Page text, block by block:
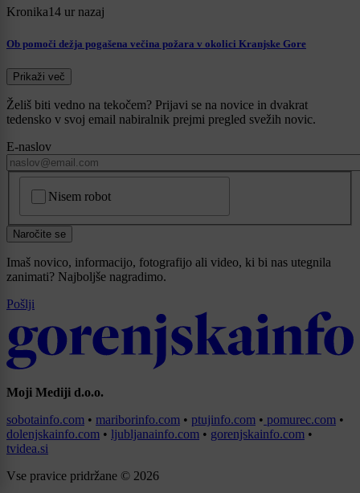
Kronika14 ur nazaj
Ob pomoči dežja pogašena večina požara v okolici Kranjske Gore
Prikaži več
Želiš biti vedno na tekočem? Prijavi se na novice in dvakrat
tedensko v svoj email nabiralnik prejmi pregled svežih novic.
E-naslov
Nisem robot
Naročite se
Imaš novico, informacijo, fotografijo ali video, ki bi nas utegnila
zanimati? Najboljše nagradimo.
Pošlji
Moji Mediji d.o.o.
sobotainfo.com • mariborinfo.com • ptujinfo.com • pomurec.com •
dolenjskainfo.com • ljubljanainfo.com • gorenjskainfo.com •
tvidea.si
Vse pravice pridržane © 2026